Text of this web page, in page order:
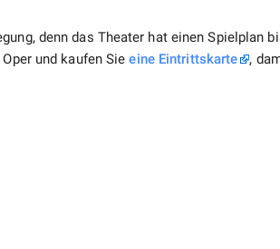
denn das Theater hat einen Spielplan
und kaufen Sieeine Eintrittskarte
,